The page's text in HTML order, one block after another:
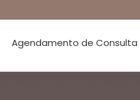
Agendamento de Consulta